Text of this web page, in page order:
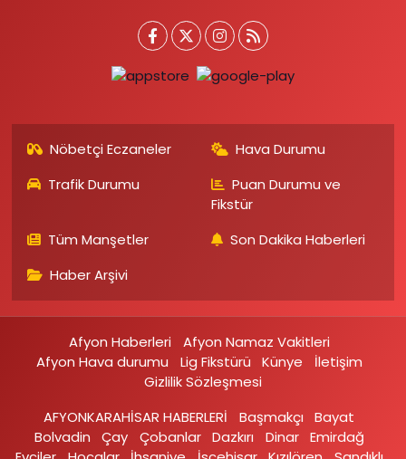
Nöbetçi Eczaneler
Hava Durumu
Trafik Durumu
Puan Durumu ve
Fikstür
Tüm Manşetler
Son Dakika Haberleri
Haber Arşivi
Afyon Haberleri
Afyon Namaz Vakitleri
Afyon Hava durumu
Lig Fikstürü Künye
İletişim
Gizlilik Sözleşmesi
AFYONKARAHİSAR HABERLERİ
Başmakçı
Bayat
Bolvadin
Çay Çobanlar Dazkırı Dinar Emirdağ‎